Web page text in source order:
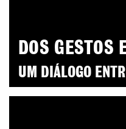
DOS GESTOS
UM DIÁLOGO